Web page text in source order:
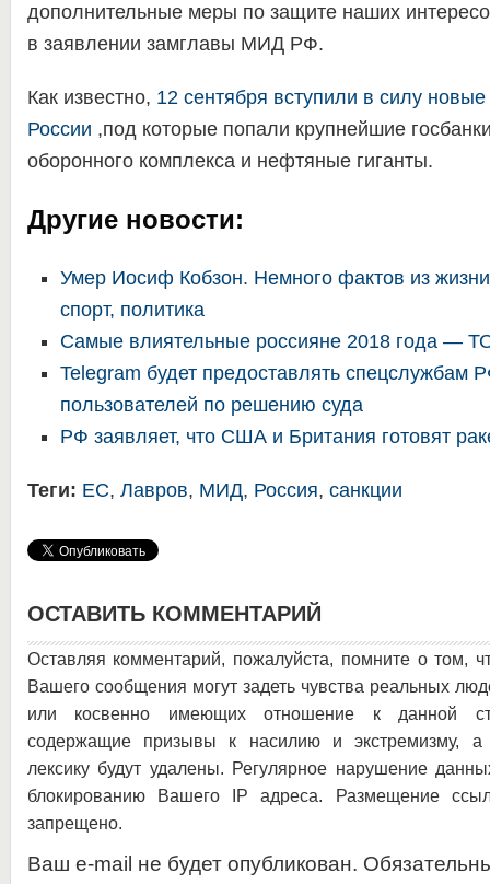
дополнительные меры по защите наших
в заявлении замглавы МИД РФ.
Как известно, 12 сентября вступили в силу
России ,под которые попали крупнейшие
оборонного комплекса и нефтяные гиганты.
Другие новости:
Умер Иосиф Кобзон. Немного фактов из
спорт, политика
Самые влиятельные россияне 2018 года —
Telegram будет предоставлять спецслужбам
пользователей по решению суда
РФ заявляет, что США и Британия готовят
Теги: ЕС, Лавров, МИД, Россия, санкции
ОСТАВИТЬ КОММЕНТАРИЙ
Оставляя комментарий, пожалуйста, помните о том,
Вашего сообщения могут задеть чувства реальных
или косвенно имеющих отношение к данной
содержащие призывы к насилию и экстремизму, а
лексику будут удалены. Регулярное нарушение
блокированию Вашего IP адреса. Размещение
запрещено.
Ваш e-mail не будет опубликован.